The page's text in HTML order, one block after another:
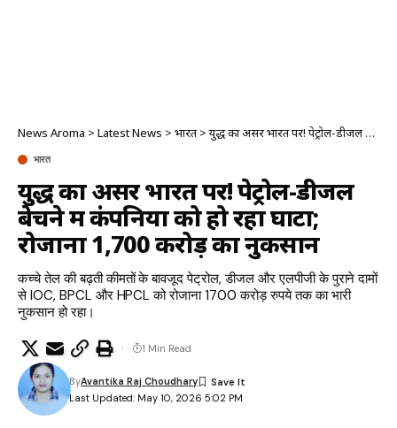
News Aroma > Latest News > भारत>युद्ध का असर भारत पर! पेट्रोल-डीजल बेचने में कंपनियों को हो रहा घाटा; रोजाना 1,700 करोड़ का नुकसान
भारत
युद्ध का असर भारत पर! पेट्रोल-डीजल
बेचने में कंपनियों को हो रहा घाटा;
रोजाना 1,700 करोड़ का नुकसान
कच्चे तेल की बढ़ती कीमतों के बावजूद पेट्रोल, डीजल और एलपीजी के पुराने दामों
से IOC, BPCL और HPCL को रोजाना 1700 करोड़ रुपये तक का भारी
नुकसान हो रहा।
Last Updated: May 10, 2026 5:02 PM
ByAvantika Raj Choudhary
1 Min Read